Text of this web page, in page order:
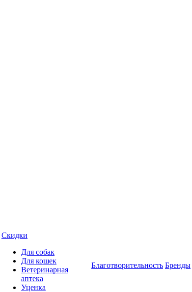
Скидки
Для собак
Для кошек
Ветеринарная
аптека
Уценка
Благотворительность Бренды